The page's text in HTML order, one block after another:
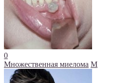
0
Множественная миелома М